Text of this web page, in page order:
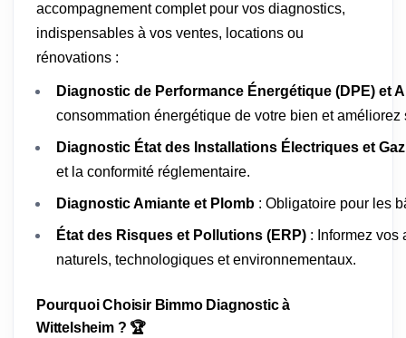
accompagnement complet pour vos diagnostics,
indispensables à vos ventes, locations ou
rénovations :
Diagnostic de Performance Énergétique (DPE) et
consommation énergétique de votre bien et améliorez
Diagnostic État des Installations Électriques et Gaz
et la conformité réglementaire.
Diagnostic Amiante et Plomb : Obligatoire pour les
État des Risques et Pollutions (ERP) : Informez vos
naturels, technologiques et environnementaux.
Pourquoi Choisir Bimmo Diagnostic à
Wittelsheim ? 🏆